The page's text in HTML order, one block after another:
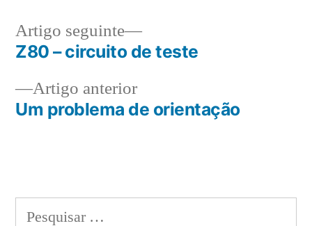
Navegação
de
artigos
Artigo anteriorArtigo
anterior:
Um problema de orientação
Artigo seguinte
Artigo
seguinte:
Z80 – circuito de teste
Pesquisar